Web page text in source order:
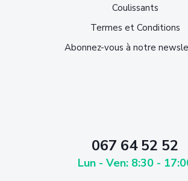
Coulissants
Termes et Conditions
Abonnez-vous à notre
067 64 52 52
Lun - Ven: 8:30 -